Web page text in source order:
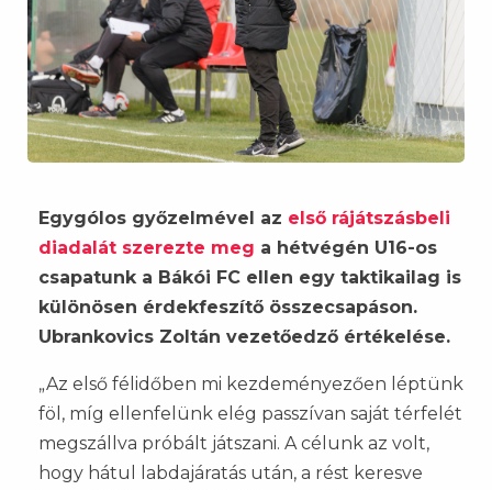
Egygólos győzelmével az első rájátszásbeli
diadalát szerezte meg a hétvégén U16-os
csapatunk a Bákói FC ellen egy taktikailag is
különösen érdekfeszítő összecsapáson.
Ubrankovics Zoltán vezetőedző értékelése.
„Az első félidőben mi kezdeményezően léptünk
föl, míg ellenfelünk elég passzívan saját térfelét
megszállva próbált játszani. A célunk az volt,
hogy hátul labdajáratás után, a rést keresve